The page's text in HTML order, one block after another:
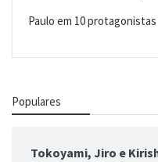
Paulo em 10
Populares
Tokoyami, Jiro e